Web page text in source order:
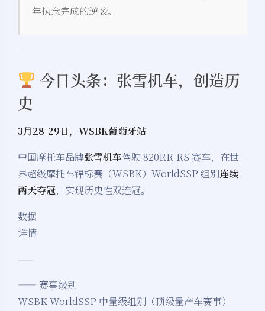
年执念完成的逆袭。
—
今日头条：张雪机车，创造历
史
3月28-29日，WSBK葡萄牙站
中国摩托车品牌张雪机车驾驶 820RR-RS 赛车，在世
界超级摩托车锦标赛（WSBK）WorldSSP 组别连续
两天夺冠，实现历史性双连冠。
数据
详情
——
—— 赛事级别
WSBK WorldSSP 中量级组别（顶级量产车赛事）